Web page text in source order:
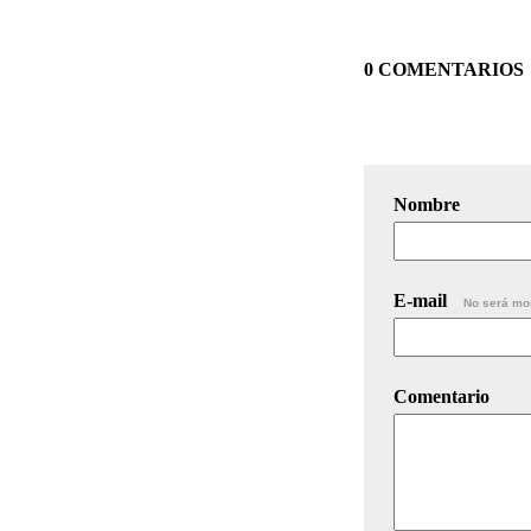
0 COMENTARIOS
Nombre
E-mail No será
Comentario